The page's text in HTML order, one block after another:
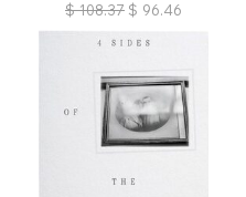
$ 108.37 $ 96.46